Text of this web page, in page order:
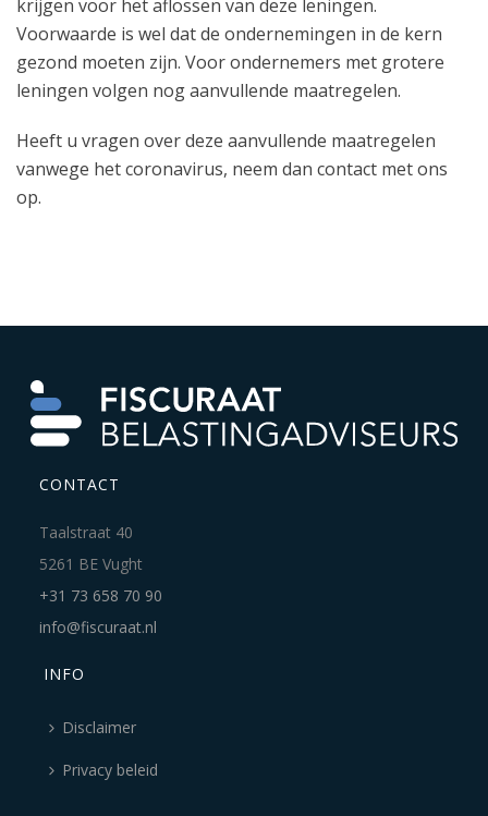
krijgen voor het aflossen van deze leningen.
Voorwaarde is wel dat de ondernemingen in de kern
gezond moeten zijn. Voor ondernemers met grotere
leningen volgen nog aanvullende maatregelen.
Heeft u vragen over deze aanvullende maatregelen
vanwege het coronavirus, neem dan contact met ons
op.
CONTACT
Taalstraat 40
5261 BE Vught
+31 73 658 70 90
info@fiscuraat.nl
INFO
Disclaimer
Privacy beleid